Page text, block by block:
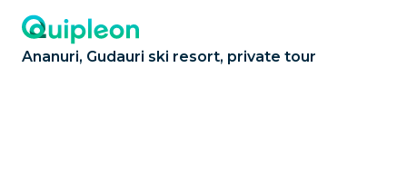
Ananuri, Gudauri ski resort, private tour